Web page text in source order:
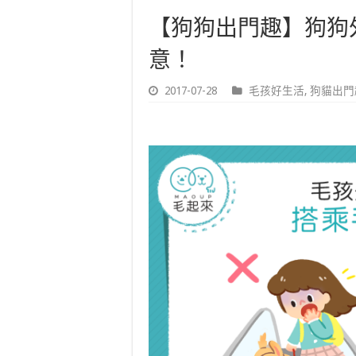
【狗狗出門趣】狗
意！
2017-07-28 毛孩好生活, 狗貓出